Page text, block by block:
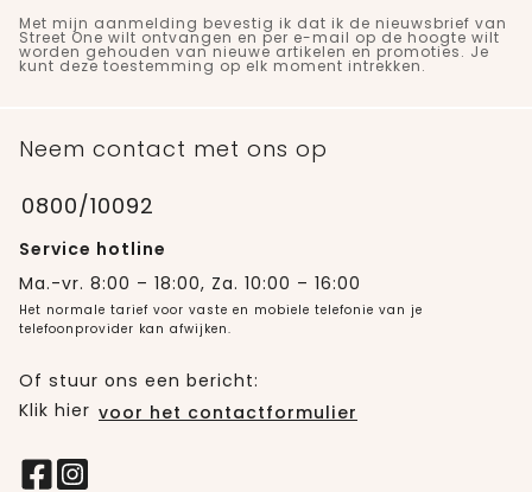
Met mijn aanmelding bevestig ik dat ik de nieuwsbrief van
Street One wilt ontvangen en per e-mail op de hoogte wilt
worden gehouden van nieuwe artikelen en promoties. Je
kunt deze toestemming op elk moment intrekken.
Neem contact met ons op
0800/10092
Service hotline
Ma.-vr. 8:00 – 18:00, Za. 10:00 – 16:00
Het normale tarief voor vaste en mobiele telefonie van je
telefoonprovider kan afwijken.
Of stuur ons een bericht:
Klik hier voor het contactformulier